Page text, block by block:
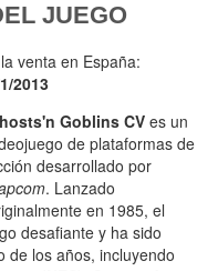
JUEGO
venta en España:
2013
Goblins CV es un
de plataformas de
desarrollado por
. Lanzado
en 1985, el
desafiante y ha sido
de los años, incluyendo